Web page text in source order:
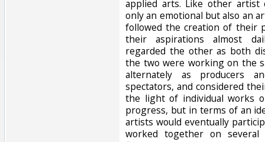
applied arts. Like other artist
only an emotional but also an
followed the creation of their
their aspirations almost
regarded the other as both
the two were working on the
alternately as producers
spectators, and considered
the light of individual works
progress, but in terms of an
artists would eventually
worked together on